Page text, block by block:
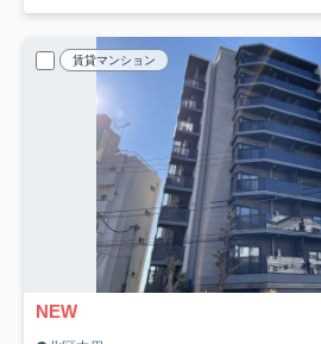
賃貸マンション
NEW